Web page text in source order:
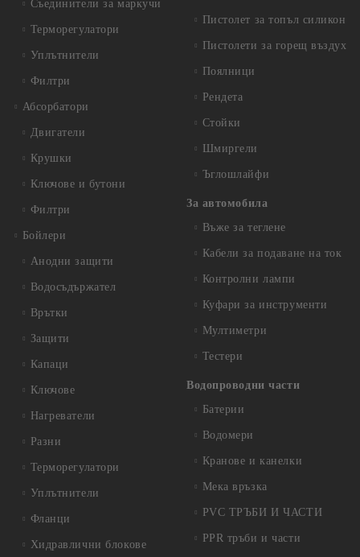
Съединители за маркучи
Терморегулатори
Уплътнители
Филтри
Абсорбатори
Двигатели
Крушки
Ключове и бутони
Филтри
Бойлери
Анодни защити
Водосъдържател
Врътки
Защити
Капаци
Ключове
Нагреватели
Разни
Терморегулатори
Уплътнители
Фланци
Хидравлични блокове
Пистолет за топъл силикон
Пистолети за горещ въздух
Поялници
Рендета
Стойки
Шмиргели
Ъглошлайфи
За автомобила
Въже за теглене
Кабели за подаване на ток
Контролни лампи
Куфари за инструменти
Мултиметри
Тестери
Водопроводни части
Батерии
Водомери
Кранове и канелки
Мека връзка
PVC ТРЪБИ И ЧАСТИ
PPR тръби и части